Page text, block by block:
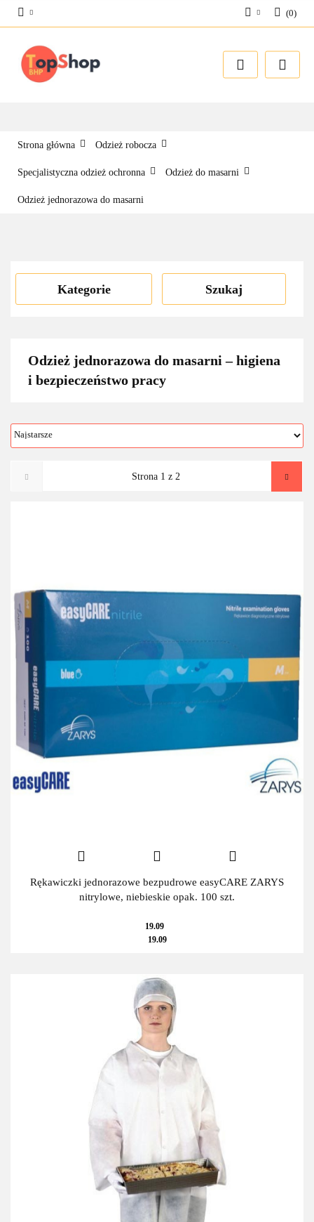
Zarejestruj się
(0)
Strona główna Odzież robocza
Specjalistyczna odzież ochronna Odzież do masarni
Odzież jednorazowa do masarni
Kategorie Szukaj
Odzież jednorazowa do masarni – higiena
i bezpieczeństwo pracy
Rękawiczki jednorazowe bezpudrowe easyCARE ZARYS
nitrylowe, niebieskie opak. 100 szt.
19.09
19.09